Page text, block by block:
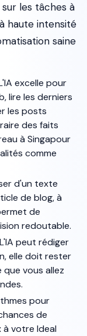
les tâches à
haute intensité
saine
excelle pour
lire les derniers
les posts
des faits
à Singapour
comme
d'un texte
de blog, à
de
redoutable.
peut rédiger
elle doit rester
vous allez
pour
de
à votre Ideal